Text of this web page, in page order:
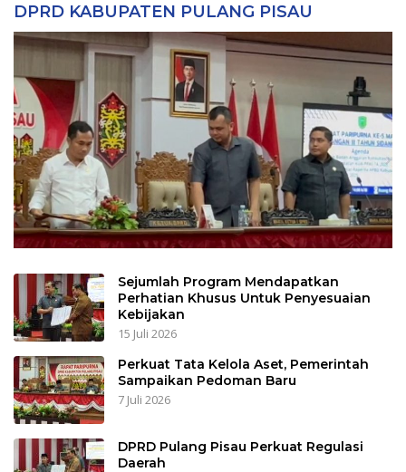
DPRD KABUPATEN PULANG PISAU
Sejumlah Program Mendapatkan
Perhatian Khusus Untuk Penyesuaian
Kebijakan
15 Juli 2026
Perkuat Tata Kelola Aset, Pemerintah
Sampaikan Pedoman Baru
7 Juli 2026
DPRD Pulang Pisau Perkuat Regulasi
Daerah